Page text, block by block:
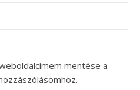
mentése a